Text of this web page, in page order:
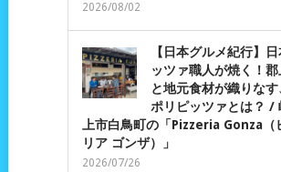
2026/08/02
【日本グルメ紀行】
ッツァ職人が焼く！
と地元食材が織りな
ポリピッツァとは？ /
上市白鳥町の「Pizzeria Gonza（
リア ゴンザ）」
2026/07/26